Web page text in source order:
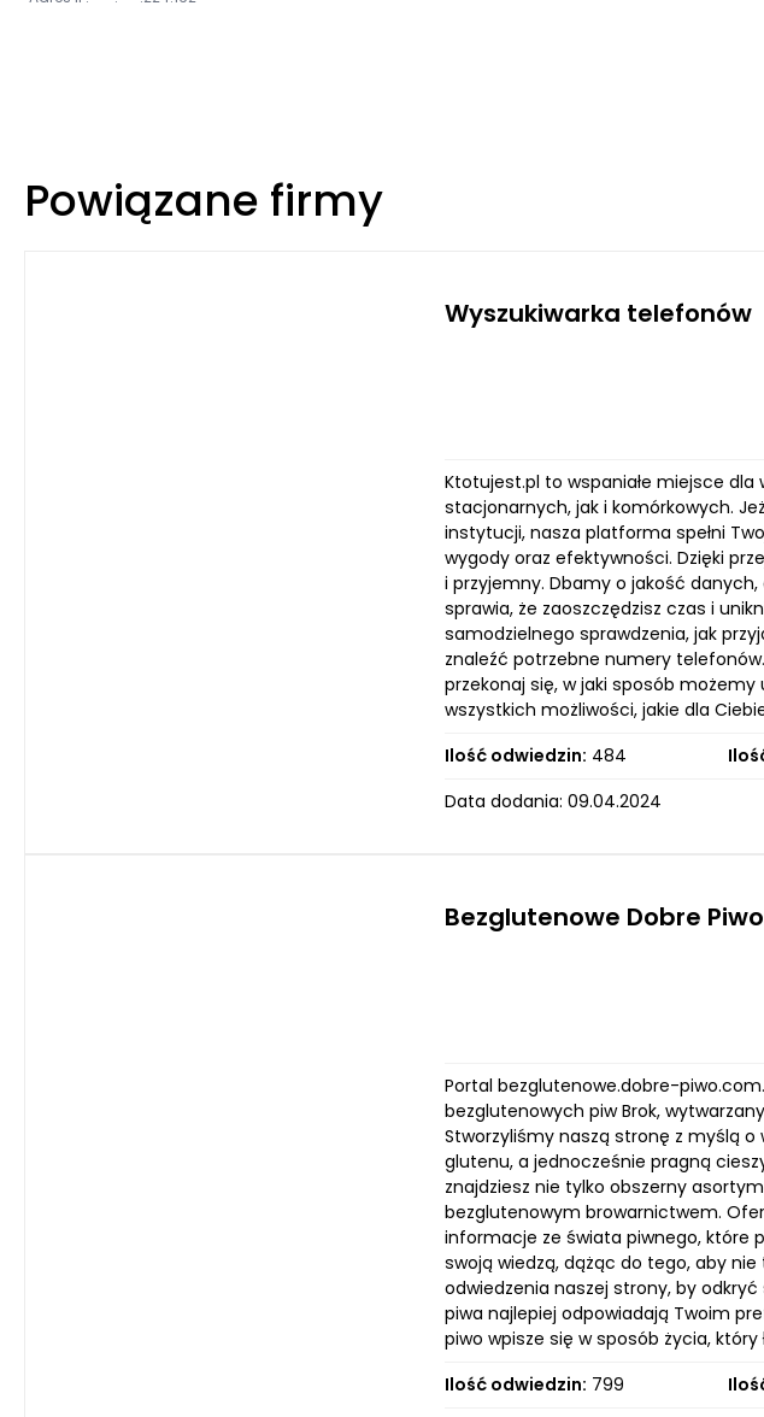
Powiązane firmy
Wyszukiwarka telefonów
Ktotujest.pl to wspaniałe miejsce
stacjonarnych, jak i komórkowych.
instytucji, nasza platforma spełni
wygody oraz efektywności. Dzięki
i przyjemny. Dbamy o jakość
sprawia, że zaoszczędzisz czas i
samodzielnego sprawdzenia, jak
znaleźć potrzebne numery
przekonaj się, w jaki sposób możemy
wszystkich możliwości, jakie dla
Ilość odwiedzin: 484
Data dodania: 09.04.2024
Bezglutenowe Dobre Piwo
Portal bezglutenowe.dobre-
bezglutenowych piw Brok,
Stworzyliśmy naszą stronę z myślą
glutenu, a jednocześnie pragną
znajdziesz nie tylko obszerny
bezglutenowym browarnictwem.
informacje ze świata piwnego, które
swoją wiedzą, dążąc do tego, aby
odwiedzenia naszej strony, by
piwa najlepiej odpowiadają Twoim
piwo wpisze się w sposób życia,
Ilość odwiedzin: 799